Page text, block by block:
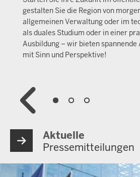
gestalten Sie die Region von
allgemeinen Verwaltung oder im
als duales Studium oder in einer
Ausbildung – wir bieten spannende
mit Sinn und Perspektive!
Aktuelle
Pressemitteilungen